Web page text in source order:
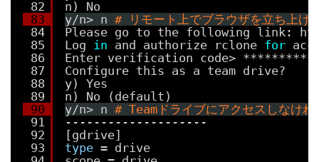
82
83
84
85
86
87
88
89
90
91
92
93
n) No
y/n> n # リモート上でブラウザを立ち上げ
Please go to the following link:
Log in and authorize rclone for
Enter verification code>
Configure this as a team drive?
y) Yes
n) No (default)
y/n> n # Teamドライブにアクセスしなけれ
--------------------
[gdrive]
type = drive